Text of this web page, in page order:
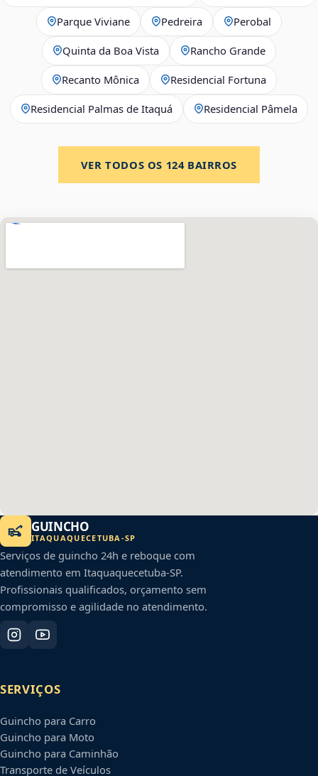
Parque Viviane Pedreira Perobal
Quinta da Boa Vista Rancho Grande
Recanto Mônica Residencial Fortuna
Residencial Palmas de Itaquá Residencial Pâmela
VER TODOS OS 124BAIRROS
GUINCHO
ITAQUAQUECETUBA -SP
Serviços de guincho 24h e reboque com
atendimento em Itaquaquecetuba-SP.
Profissionais qualificados, orçamento sem
compromisso e agilidade no atendimento.
SERVIÇOS
Guincho para Carro
Guincho para Moto
Guincho para Caminhão
Transporte de Veículos